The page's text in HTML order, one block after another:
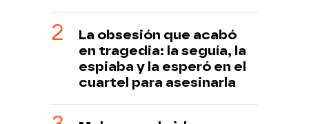
La obsesión que acabó
en tragedia: la seguía, la
espiaba y la esperó en el
cuartel para asesinarla